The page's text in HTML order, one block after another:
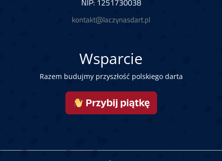
NIP: 1251730038
kontakt@laczynasdart.pl
Wsparcie
Razem budujmy przyszłość polskiego darta